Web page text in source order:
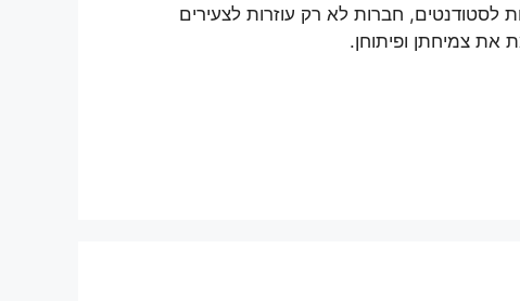
לסטודנטים, חברות לא רק עוזרות לצעירים
את צמיחתן ופיתוחן.